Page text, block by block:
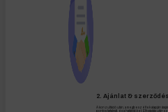
2. Ajánlat & szerződés
A konzultáció után, a megbeszéltek alapján
pontos tartalmát, és a határidőket. Elfogadás